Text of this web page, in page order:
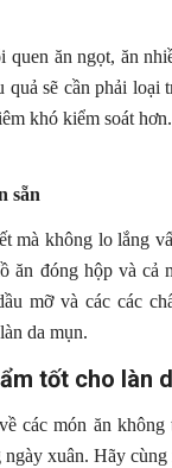
quen ăn ngọt, ăn
quả sẽ cần phải
khó kiểm soát
sẵn
mà không lo lắng
ăn đóng hộp và cả
mỡ và các các
da mụn.
tốt cho làn
các món ăn
xuân. Hãy